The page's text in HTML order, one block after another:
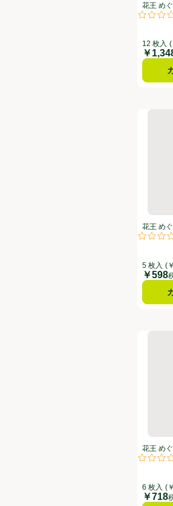
評価は0
花王 め
スク 金
12 枚入 (
価格
￥
花王
評価は0
花王 め
スク ひ
5 枚入 (
価格
￥598
花王
評価は0
花王 め
パック
6 枚入 (
価格
￥718